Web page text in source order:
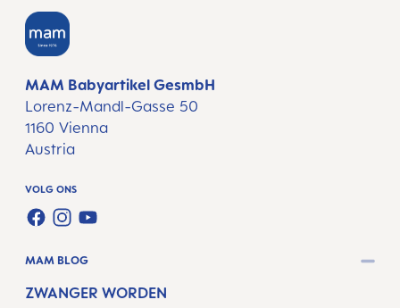
MAM Babyartikel GesmbH
Lorenz-Mandl-Gasse 50
1160 Vienna
Austria
VOLG ONS
FACEBOOK
INSTAGRAM
YOUTUBE
MAM BLOG
ZWANGER WORDEN